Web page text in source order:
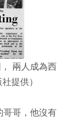
兩人成為西
提供）
哥哥，他沒有